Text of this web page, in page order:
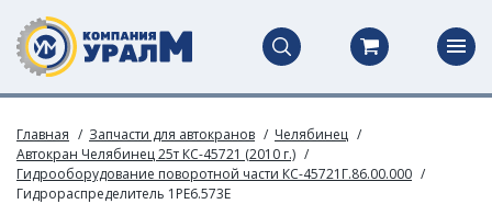
Главная Запчасти для автокранов
Челябинец
Автокран Челябинец 25т КС-45721 (2010 г.)
Гидрооборудование поворотной части КС-45721Г.86.00.000
Гидрораспределитель 1РЕ6.573Е